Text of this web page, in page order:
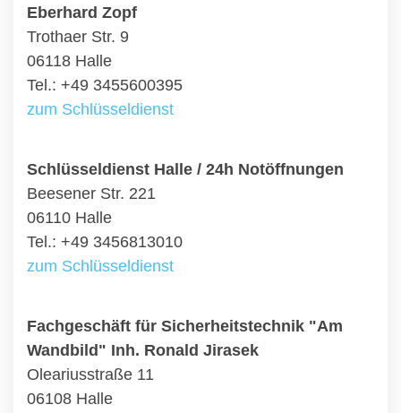
Eberhard Zopf
Trothaer Str. 9
06118 Halle
Tel.: +49 3455600395
zum Schlüsseldienst
Schlüsseldienst Halle / 24h Notöffnungen
Beesener Str. 221
06110 Halle
Tel.: +49 3456813010
zum Schlüsseldienst
Fachgeschäft für Sicherheitstechnik "Am
Wandbild" Inh. Ronald Jirasek
Oleariusstraße 11
06108 Halle